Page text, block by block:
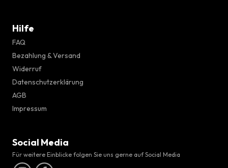
Hilfe
FAQ
Bezahlung & Versand
Widerruf
Datenschutzerklärung
AGB
Impressum
Social Media
Für weitere Einblicke folgen Sie uns gerne auf Social Media